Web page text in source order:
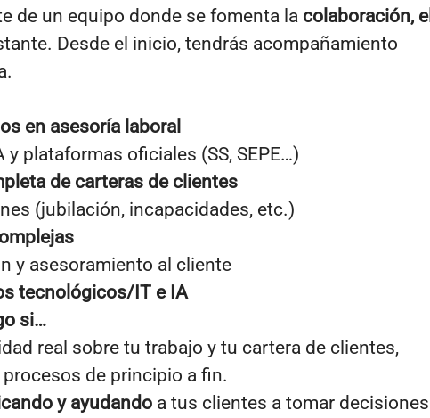
de un equipo donde se fomenta la colaboración, el
Desde el inicio, tendrás acompañamiento
en asesoría laboral
y plataformas oficiales (SS, SEPE…)
de carteras de clientes
(jubilación, incapacidades, etc.)
y asesoramiento al cliente
tecnológicos/IT e IA
si…
real sobre tu trabajo y tu cartera de clientes,
de principio a fin.
y ayudando a tus clientes a tomar decisiones